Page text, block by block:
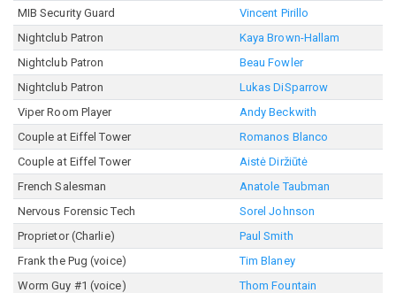
MIB Security Guard
Vincent Pirillo
Nightclub Patron
Kaya Brown-Hallam
Nightclub Patron
Beau Fowler
Nightclub Patron
Lukas DiSparrow
Viper Room Player
Andy Beckwith
Couple at Eiffel Tower
Romanos Blanco
Couple at Eiffel Tower
Aistė Diržiūtė
French Salesman
Anatole Taubman
Nervous Forensic Tech
Sorel Johnson
Proprietor (Charlie)
Paul Smith
Frank the Pug (voice)
Tim Blaney
Worm Guy #1 (voice)
Thom Fountain